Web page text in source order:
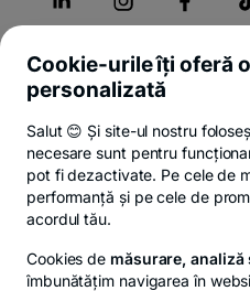
Despre Stup
Servicii
Legal
Cookie-urile îți oferă
personalizată
Salut 😊 Și site-ul nostru
necesare sunt pentru
pot fi dezactivate. Pe cele de
performanță și pe cele de
acordul tău.
Cookies de măsurare,
îmbunătățim navigarea în